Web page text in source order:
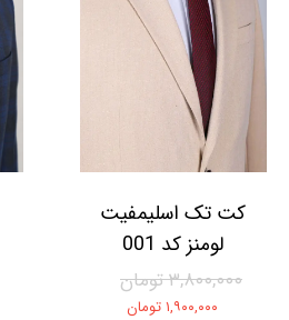
کت تک اسلیمفیت
لومنز کد 001
۳,۸۰۰,۰۰۰ تومان
۱,۹۰۰,۰۰۰ تومان